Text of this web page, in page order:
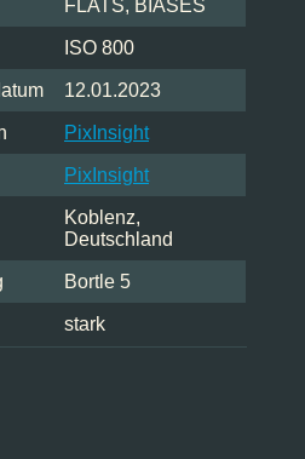
FLATS, BIASES
ISO 800
12.01.2023
PixInsight
PixInsight
Koblenz,
Deutschland
Bortle 5
stark